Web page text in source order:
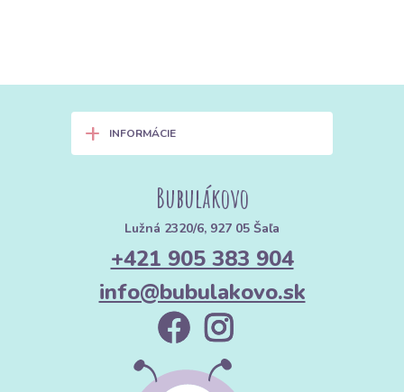
+ INFORMÁCIE
Bubulákovo
Lužná 2320/6, 927 05 Šaľa
+421 905 383 904
info@bubulakovo.sk